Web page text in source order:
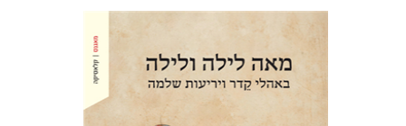
אמיר לרנר
אמיר לרנר